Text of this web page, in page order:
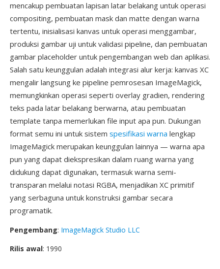
mencakup pembuatan lapisan latar belakang untuk operasi
compositing, pembuatan mask dan matte dengan warna
tertentu, inisialisasi kanvas untuk operasi menggambar,
produksi gambar uji untuk validasi pipeline, dan pembuatan
gambar placeholder untuk pengembangan web dan aplikasi.
Salah satu keunggulan adalah integrasi alur kerja: kanvas XC
mengalir langsung ke pipeline pemrosesan ImageMagick,
memungkinkan operasi seperti overlay gradien, rendering
teks pada latar belakang berwarna, atau pembuatan
template tanpa memerlukan file input apa pun. Dukungan
format semu ini untuk sistem spesifikasi warna lengkap
ImageMagick merupakan keunggulan lainnya — warna apa
pun yang dapat diekspresikan dalam ruang warna yang
didukung dapat digunakan, termasuk warna semi-
transparan melalui notasi RGBA, menjadikan XC primitif
yang serbaguna untuk konstruksi gambar secara
programatik.
Pengembang: ImageMagick Studio LLC
Rilis awal: 1990